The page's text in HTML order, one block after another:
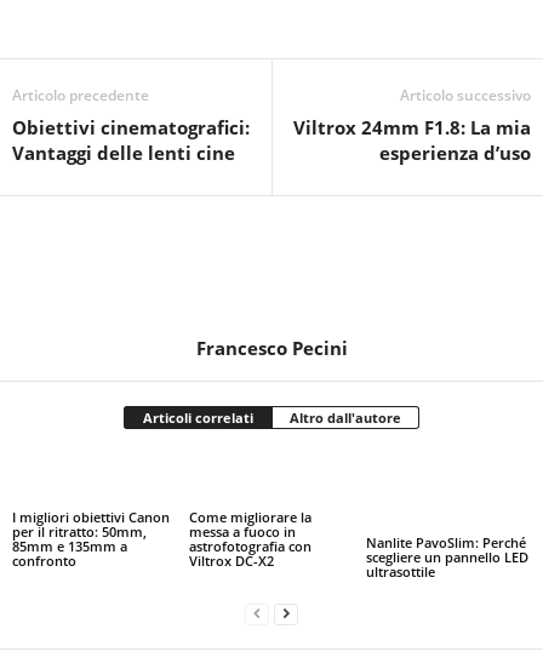
Articolo precedente
Obiettivi cinematografici:
Vantaggi delle lenti cine
Articolo successivo
Viltrox 24mm F1.8: La mia
esperienza d’uso
Francesco Pecini
Articoli correlati Altro dall'autore
I migliori obiettivi Canon
per il ritratto: 50mm,
85mm e 135mm a
confronto
Come migliorare la
messa a fuoco in
astrofotografia con
Viltrox DC-X2
Nanlite PavoSlim: Perché
scegliere un pannello LED
ultrasottile